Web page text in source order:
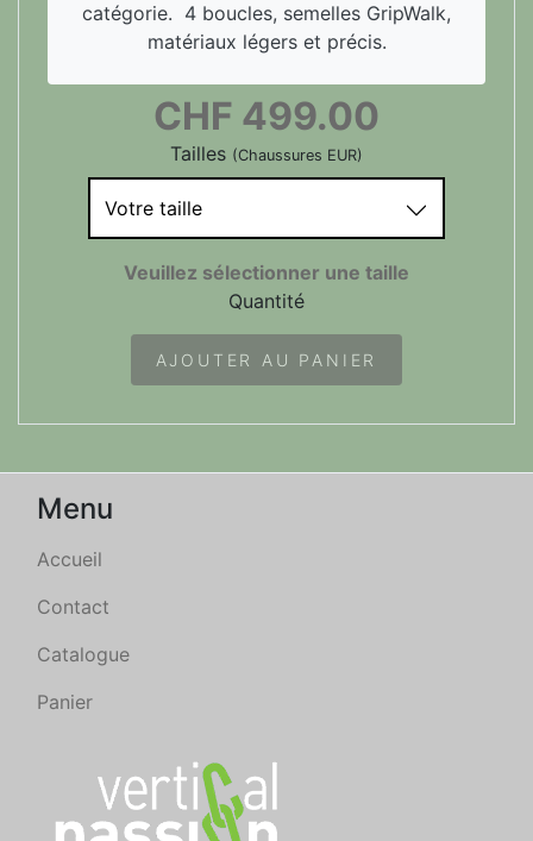
catégorie. 4 boucles, semelles GripWalk,
matériaux légers et précis.
CHF 499.00
Tailles (Chaussures EUR)
Votre taille
Veuillez sélectionner une taille
Quantité
AJOUTER AU PANIER
Menu
Accueil
Contact
Catalogue
Panier